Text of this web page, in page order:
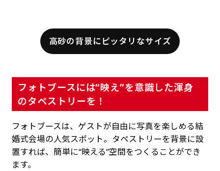
高砂の背景にピッタリなサイズ
フォトブースには“映え”を意識した渾身
のタペストリーを！
フォトブースは、ゲストが自由に写真を楽しめる結
婚式会場の人気スポット。タペストリーを背景に設
置すれば、簡単に“映える”空間をつくることができ
ます。